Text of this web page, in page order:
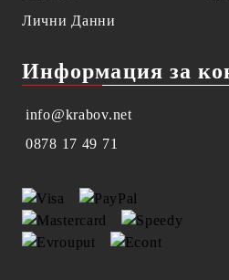
Лични Данни
Информация за
info@krabov.net
0878 17 49 71